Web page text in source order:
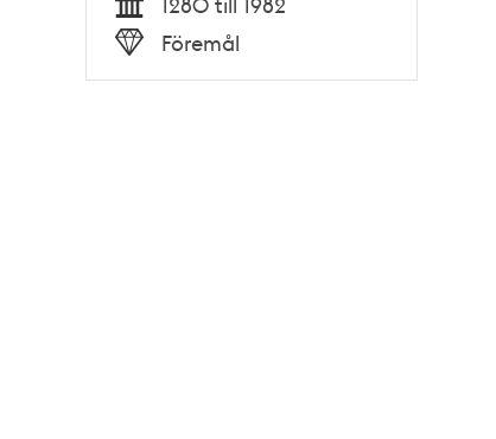
Tid
Typ
Föremål